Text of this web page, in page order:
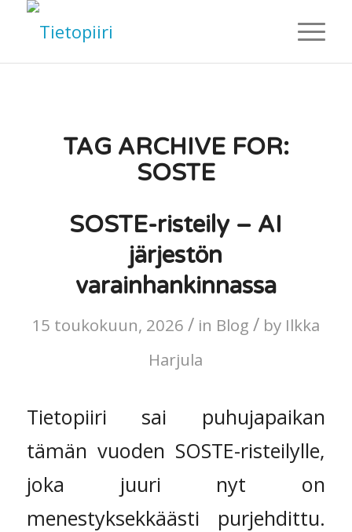
TAG ARCHIVE FOR:
SOSTE
SOSTE-risteily – AI
järjestön
varainhankinnassa
15 toukokuun, 2026 / in Blog / by Ilkka
Harjula
Tietopiiri sai puhujapaikan
tämän vuoden SOSTE-risteilylle,
joka juuri nyt on
menestyksekkäästi purjehdittu.